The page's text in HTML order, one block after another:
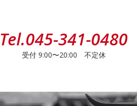
Tel.045-341-0480
受付 9:00〜20:00 不定休